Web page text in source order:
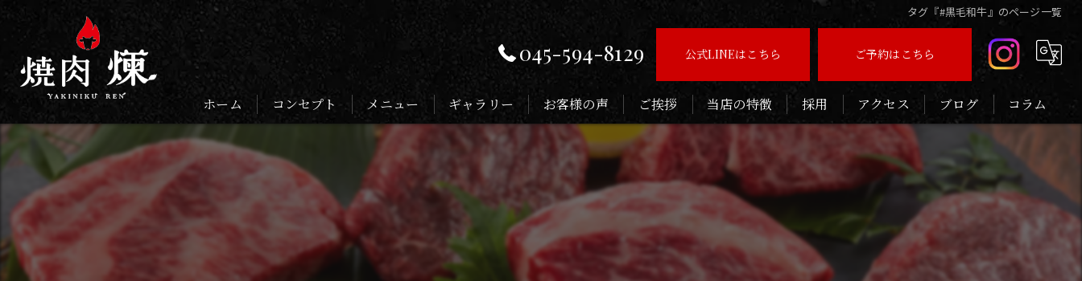
タグ『#黒毛和牛』のページ一覧
045-594-8129 公式LINEはこちら ご予約はこちら
ホーム コンセプト メニュー ギャラリー お客様の声 ご挨拶 当店の特徴
子連れ
ディナー
採用 アクセス ブログ コラム